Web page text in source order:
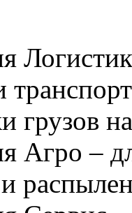
грузов
Агро –